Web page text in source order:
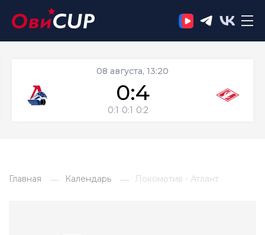
08 августа, 13:20
0:4
0:1 0:1 0:2
Главная Календарь Локомотив - Атлант